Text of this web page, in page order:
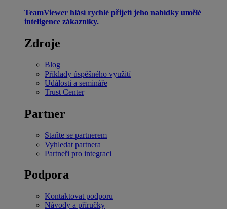
TeamViewer hlásí rychlé přijetí jeho nabídky umělé
inteligence zákazníky.
Zdroje
Blog
Příklady úspěšného využití
Události a semináře
Trust Center
Partner
Staňte se partnerem
Vyhledat partnera
Partneři pro integraci
Podpora
Kontaktovat podporu
Návody a příručky